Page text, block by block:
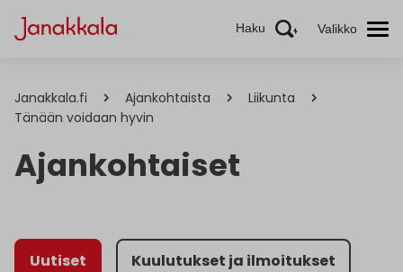
Haku Valikko
Janakkala.fi Ajankohtaista
Liikunta
Tänään voidaan hyvin
Ajankohtaiset
Uutiset Kuulutukset ja ilmoitukset